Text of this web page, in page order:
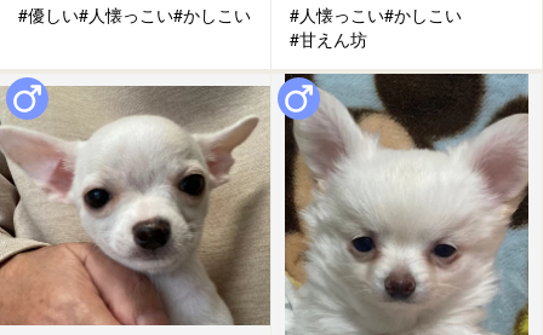
#優しい#人懐っこい#かしこい
#人懐っこい#かしこい
#甘えん坊